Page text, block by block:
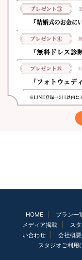
HOME プラン一
メディア掲載
ス
い合わせ
会社概
スタジオご利用